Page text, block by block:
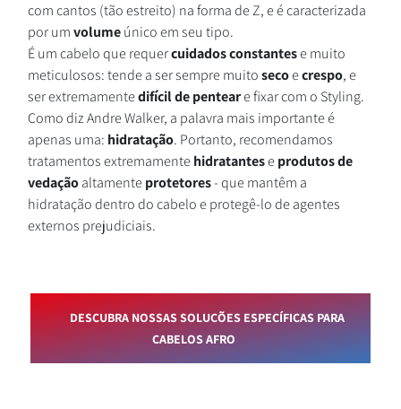
com cantos (tão estreito) na forma de Z, e é caracterizada
por umvolumeúnico em seu tipo.
É um cabelo que requercuidadosconstantese muito
meticulosos: tende a ser sempre muitosecoecrespo, e
ser extremamentedifícil de penteare fixar com o Styling.
Como diz Andre Walker, a palavra mais importante é
apenas uma: hidratação. Portanto, recomendamos
tratamentos extremamentehidratanteseprodutosde
vedaçãoaltamenteprotetores- que mantêm a
hidratação dentro do cabelo e protegê-lo de agentes
externos prejudiciais.
DESCUBRA NOSSAS SOLUÇÕES ESPECÍFICAS PARA
CABELOS AFRO